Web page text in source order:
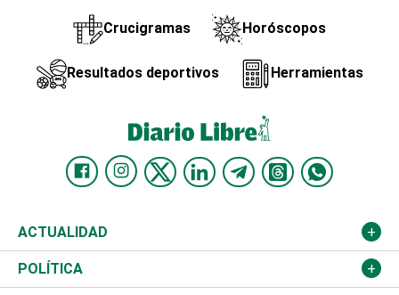
Crucigramas Horóscopos
Resultados deportivos Herramientas
ACTUALIDAD
Nacional
POLÍTICA